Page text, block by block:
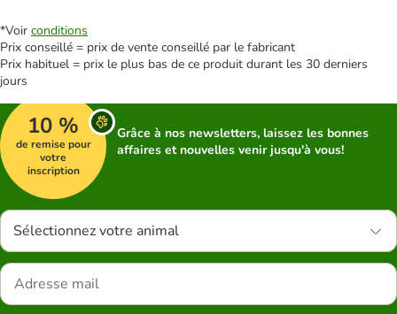
*Voir conditions
Prix conseillé = prix de vente conseillé par le fabricant
Prix habituel = prix le plus bas de ce produit durant les 30 derniers
jours
10 %
de remise pour
votre
inscription
Grâce à nos newsletters, laissez les bonnes
affaires et nouvelles venir jusqu'à vous!
Sélectionnez votre animal